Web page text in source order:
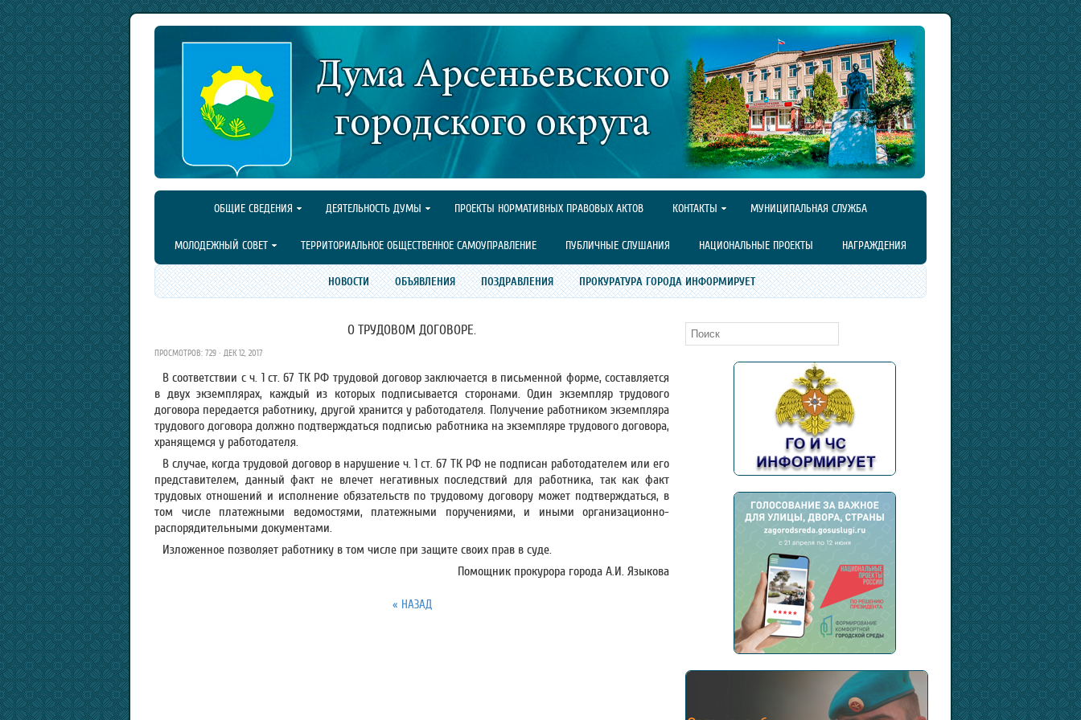
ОБЩИЕ СВЕДЕНИЯ ДЕЯТЕЛЬНОСТЬ ДУМЫ ПРОЕКТЫ НОРМАТИВНЫХ ПРАВОВЫХ АКТОВ КОНТАКТЫ МУНИЦИПАЛЬНАЯ СЛУЖБА
МОЛОДЕЖНЫЙ СОВЕТ ТЕРРИТОРИАЛЬНОЕ ОБЩЕСТВЕННОЕ САМОУПРАВЛЕНИЕ ПУБЛИЧНЫЕ СЛУШАНИЯ НАЦИОНАЛЬНЫЕ ПРОЕКТЫ НАГРАЖДЕНИЯ
НОВОСТИ ОБЪЯВЛЕНИЯ ПОЗДРАВЛЕНИЯ ПРОКУРАТУРА ГОРОДА ИНФОРМИРУЕТ
О ТРУДОВОМ ДОГОВОРЕ.
ПРОСМОТРОВ: 729 · ДЕК 12, 2017
В соответствии с ч. 1 ст. 67 ТК РФ трудовой договор заключается в письменной форме, составляется
в двух экземплярах, каждый из которых подписывается сторонами. Один экземпляр трудового
договора передается работнику, другой хранится у работодателя. Получение работником экземпляра
трудового договора должно подтверждаться подписью работника на экземпляре трудового договора,
хранящемся у работодателя.
В случае, когда трудовой договор в нарушение ч. 1 ст. 67 ТК РФ не подписан работодателем или его
представителем, данный факт не влечет негативных последствий для работника, так как факт
трудовых отношений и исполнение обязательств по трудовому договору может подтверждаться, в
том числе платежными ведомостями, платежными поручениями, и иными организационно-
распорядительными документами.
Изложенное позволяет работнику в том числе при защите своих прав в суде.
Помощник прокурора города А.И. Языкова
« НАЗАД
Поиск